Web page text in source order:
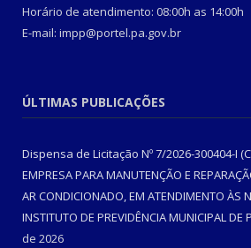
Horário de atendimento: 08:00h as 14:00h
E-mail: impp@portel.pa.gov.br
ÚLTIMAS PUBLICAÇÕES
Dispensa de Licitação Nº 7/2026-300404-I
EMPRESA PARA MANUTENÇÃO E
AR CONDICIONADO, EM ATENDIMENTO ÀS
INSTITUTO DE PREVIDÊNCIA MUNICIPAL DE
de 2026